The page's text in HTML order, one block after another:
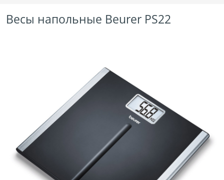
Весы напольные Beurer PS22